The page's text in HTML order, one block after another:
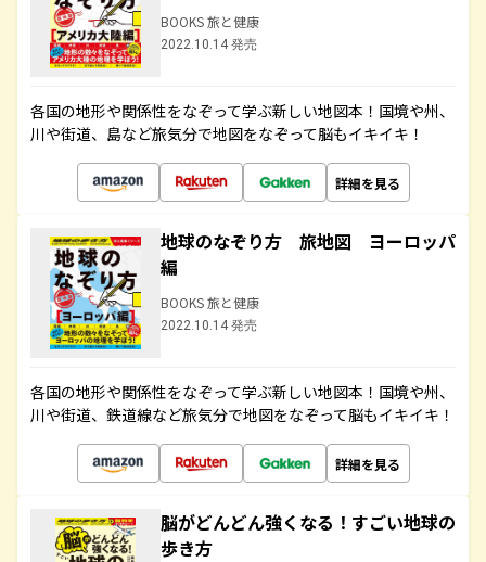
BOOKS 旅と健康
2022.10.14 発売
各国の地形や関係性をなぞって学ぶ新しい地図本！国境や州、
川や街道、島など旅気分で地図をなぞって脳もイキイキ！
詳細を見る
地球のなぞり方 旅地図 ヨーロッパ
編
BOOKS 旅と健康
2022.10.14 発売
各国の地形や関係性をなぞって学ぶ新しい地図本！国境や州、
川や街道、鉄道線など旅気分で地図をなぞって脳もイキイキ！
詳細を見る
脳がどんどん強くなる！すごい地球の
歩き方